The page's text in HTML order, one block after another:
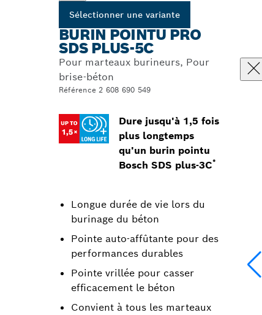
Sélectionner une variante
BURIN POINTU PRO
SDS PLUS-5C
Pour marteaux burineurs, Pour
brise-béton
Référence 2 608 690 549
Dure jusqu'à 1,5 fois
plus longtemps
qu'un burin pointu
Bosch SDS plus-3C*
Longue durée de vie lors du
burinage du béton
Pointe auto-affûtante pour des
performances durables
Pointe vrillée pour casser
efficacement le béton
Convient à tous les marteaux